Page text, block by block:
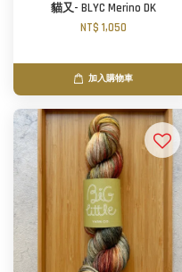
貓又- BLYC Merino DK
NT$ 1,050
加入購物車